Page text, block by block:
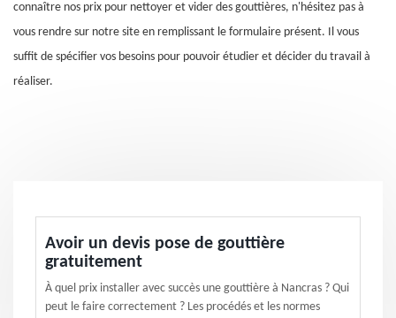
connaître nos prix pour nettoyer et vider des gouttières, n'hésitez pas à
vous rendre sur notre site en remplissant le formulaire présent. Il vous
suffit de spécifier vos besoins pour pouvoir étudier et décider du travail à
réaliser.
Avoir un devis pose de gouttière
gratuitement
À quel prix installer avec succès une gouttière à Nancras ? Qui
peut le faire correctement ? Les procédés et les normes